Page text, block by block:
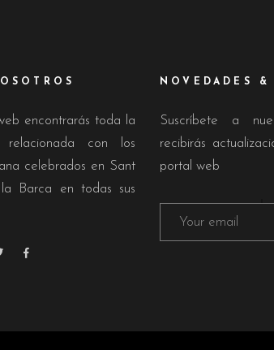
encontrarás toda la
relacionada con los
celebrados en Sant
Barca en todas sus
NOVEDADES &
Suscríbete a
recibirás
portal web